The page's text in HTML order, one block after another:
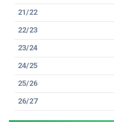
21/22
22/23
23/24
24/25
25/26
26/27